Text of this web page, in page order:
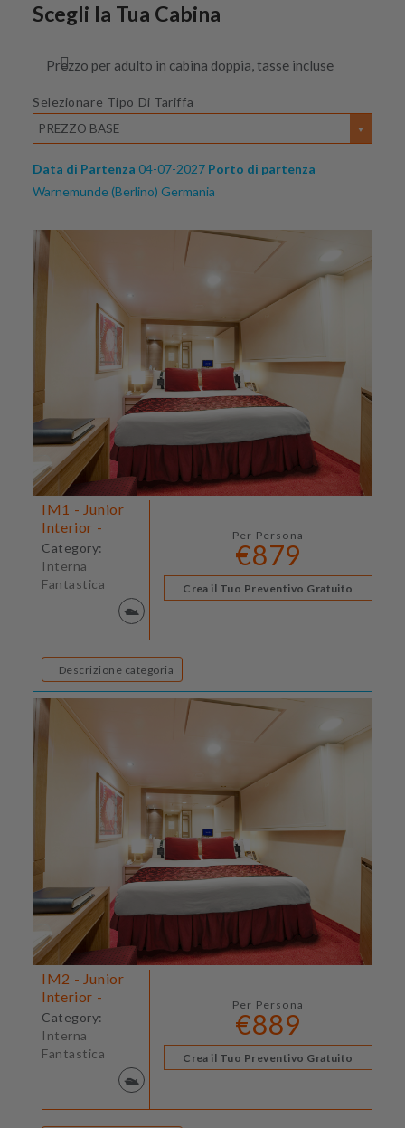
Scegli la Tua Cabina
Prezzo per adulto in cabina doppia, tasse incluse
Selezionare Tipo Di Tariffa
PREZZO BASE
Data di Partenza 04-07-2027 Porto di partenza
Warnemunde (Berlino) Germania
IM1 - Junior
Interior -
Category:
Interna
Fantastica
Per Persona
€879
Crea il Tuo Preventivo Gratuito
Descrizione categoria
IM2 - Junior
Interior -
Category:
Interna
Fantastica
Per Persona
€889
Crea il Tuo Preventivo Gratuito